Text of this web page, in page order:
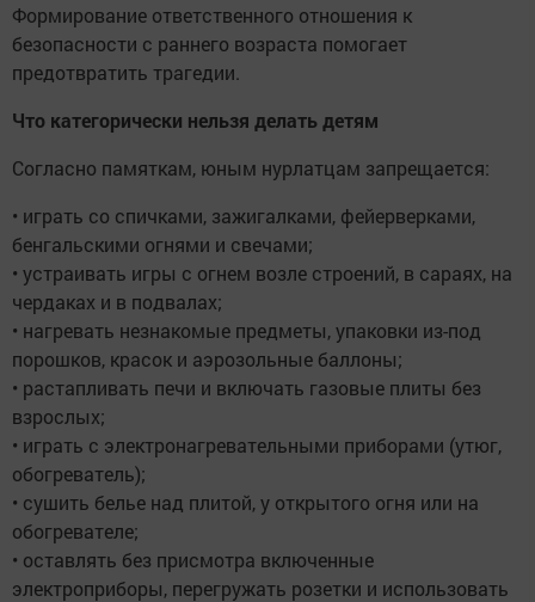
Формирование ответственного отношения к
безопасности с раннего возраста помогает
предотвратить трагедии.
Что категорически нельзя делать детям
Согласно памяткам, юным нурлатцам запрещается:
• играть со спичками, зажигалками, фейерверками,
бенгальскими огнями и свечами;
• устраивать игры с огнем возле строений, в сараях, на
чердаках и в подвалах;
• нагревать незнакомые предметы, упаковки из-под
порошков, красок и аэрозольные баллоны;
• растапливать печи и включать газовые плиты без
взрослых;
• играть с электронагревательными приборами (утюг,
обогреватель);
• сушить белье над плитой, у открытого огня или на
обогревателе;
• оставлять без присмотра включенные
электроприборы, перегружать розетки и использовать